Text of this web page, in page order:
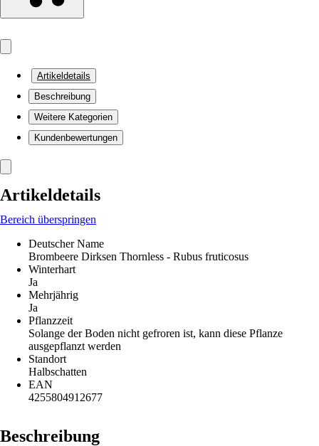
Artikeldetails
Beschreibung
Weitere Kategorien
Kundenbewertungen
Artikeldetails
Bereich überspringen
Deutscher Name
Brombeere Dirksen Thornless - Rubus fruticosus
Winterhart
Ja
Mehrjährig
Ja
Pflanzzeit
Solange der Boden nicht gefroren ist, kann diese Pflanze
ausgepflanzt werden
Standort
Halbschatten
EAN
4255804912677
Beschreibung